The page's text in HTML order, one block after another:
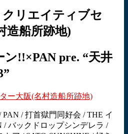
クリエイティブセ
造船所跡地)
!!×PAN pre. “天井
ー大阪(名村造船所跡地)
/ 打首獄門同好会 / THE イ
/ バックドロップシンデレラ /